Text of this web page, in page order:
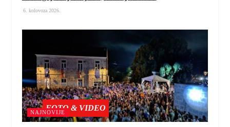
6. kolovoza 2026.
FOTO & VIDEO
NAJNOVIJE